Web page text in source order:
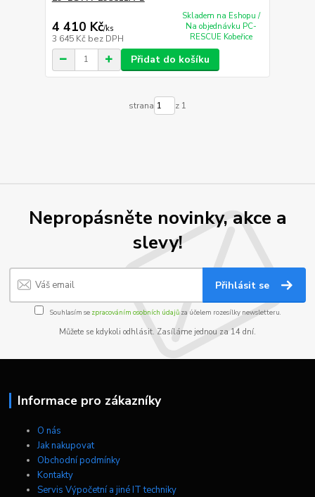
4 410 Kč/ks
3 645 Kč bez DPH
Skladem na Eshopu /
Na objednávku PC-
RESCUE Kobeřice
Přidat do košíku
strana z 1
Nepropásněte novinky, akce a
slevy!
Přihlásit se
Souhlasím se zpracováním osobních údajůza účelem rozesílky newsletteru.
Můžete se kdykoli odhlásit. Zasíláme jednou za 14 dní.
Informace pro zákazníky
O nás
Jak nakupovat
Obchodní podmínky
Kontakty
Servis Výpočetní a jiné IT techniky